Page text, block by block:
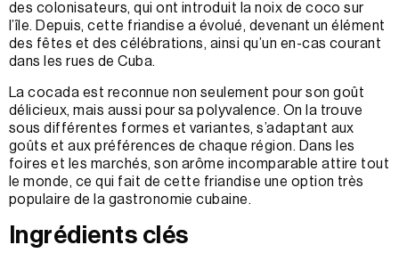
des colonisateurs, qui ont introduit la noix de coco sur
l’île. Depuis, cette friandise a évolué, devenant un élément
des fêtes et des célébrations, ainsi qu’un en-cas courant
dans les rues de Cuba.
La cocada est reconnue non seulement pour son goût
délicieux, mais aussi pour sa polyvalence. On la trouve
sous différentes formes et variantes, s’adaptant aux
goûts et aux préférences de chaque région. Dans les
foires et les marchés, son arôme incomparable attire tout
le monde, ce qui fait de cette friandise une option très
populaire de la gastronomie cubaine.
Ingrédients clés